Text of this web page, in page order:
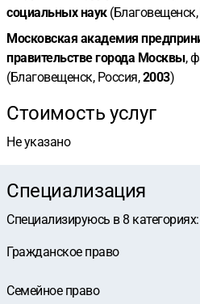
социальных наук(Благовещенск,
Московская академия
правительстве города Москвы,
(Благовещенск, Россия,2003)
Стоимость услуг
Не указано
Специализация
Специализируюсь в 8 категориях:
Гражданское право
Семейное право